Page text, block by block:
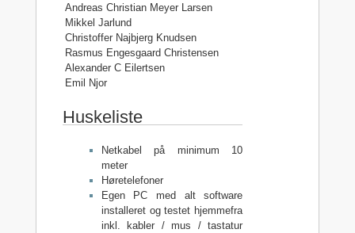
Andreas Christian Meyer Larsen
Mikkel Jarlund
Christoffer Najbjerg Knudsen
Rasmus Engesgaard Christensen
Alexander C Eilertsen
Emil Njor
Huskeliste
Netkabel på minimum 10
meter
Høretelefoner
Egen PC med alt software
installeret og testet hjemmefra
inkl. kabler / mus / tastatur